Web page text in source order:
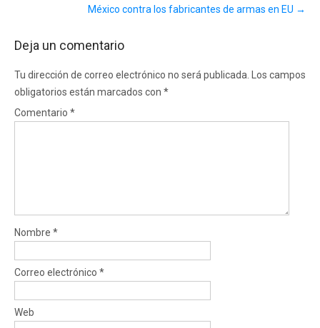
México contra los fabricantes de armas en EU →
Deja un comentario
Tu dirección de correo electrónico no será publicada.
Los campos
obligatorios están marcados con *
Comentario *
Nombre *
Correo electrónico *
Web